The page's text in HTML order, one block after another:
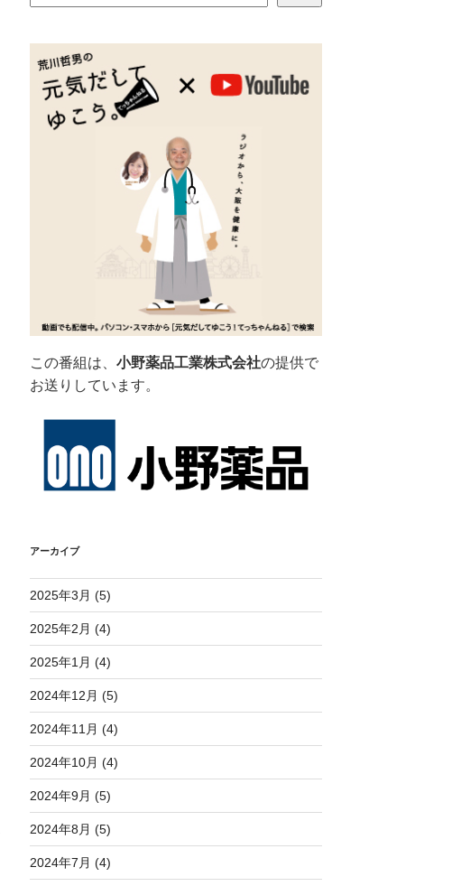
この番組は、小野薬品工業株式会社の提供で
お送りしています。
アーカイブ
2025年3月 (5)
2025年2月 (4)
2025年1月 (4)
2024年12月 (5)
2024年11月 (4)
2024年10月 (4)
2024年9月 (5)
2024年8月 (5)
2024年7月 (4)